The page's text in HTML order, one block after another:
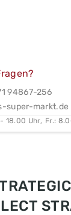
94867-256
super-markt.de
18.00 Uhr, Fr.: